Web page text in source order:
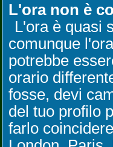
L'ora non è
L'ora è quasi
comunque
potrebbe
orario
fosse, devi
del tuo profilo
farlo